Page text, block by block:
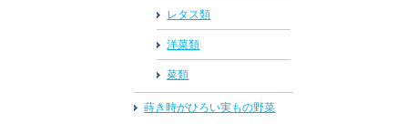
レタス類
洋菜類
菜類
蒔き時がひろい実もの野菜